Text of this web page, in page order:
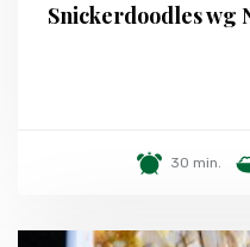
Snickerdoodles wg
30 min.